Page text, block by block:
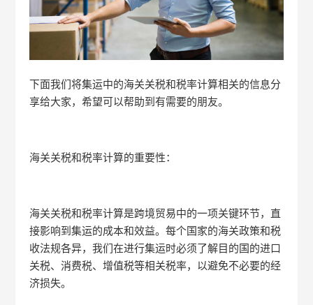
下面我们将集运中的海关关税和税率计算相关的信息分
享给大家，希望可以帮助到有需要的朋友。
海关关税和税率计算的重要性：
海关关税和税率计算是跨境贸易中的一项关键环节，直
接影响到集运的成本和效益。每个国家的海关政策和税
收法规各异，我们在进行集运时必须了解目的国的进口
关税、消费税、增值税等相关税率，以避免不必要的经
济损失。